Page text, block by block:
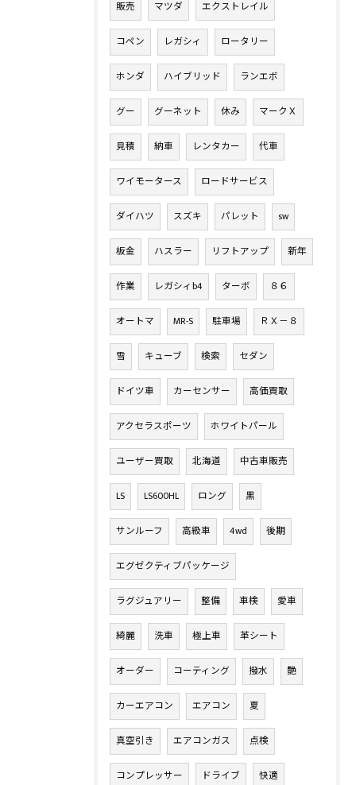
販売 マツダ エクストレイル
コペン レガシィ ロータリー
ホンダ ハイブリッド ランエボ
グー グーネット 休み マークＸ
見積 納車 レンタカー 代車
ワイモータース ロードサービス
ダイハツ スズキ パレット sw
板金 ハスラー リフトアップ 新年
作業 レガシィb4 ターボ ８６
オートマ MR-S 駐車場 ＲＸ－８
雪 キューブ 検索 セダン
ドイツ車 カーセンサー 高価買取
アクセラスポーツ ホワイトパール
ユーザー買取 北海道 中古車販売
LS LS600HL ロング 黒
サンルーフ 高級車 4wd 後期
エグゼクティブパッケージ
ラグジュアリー 整備 車検 愛車
綺麗 洗車 極上車 革シート
オーダー コーティング 撥水 艶
カーエアコン エアコン 夏
真空引き エアコンガス 点検
コンプレッサー ドライブ 快適